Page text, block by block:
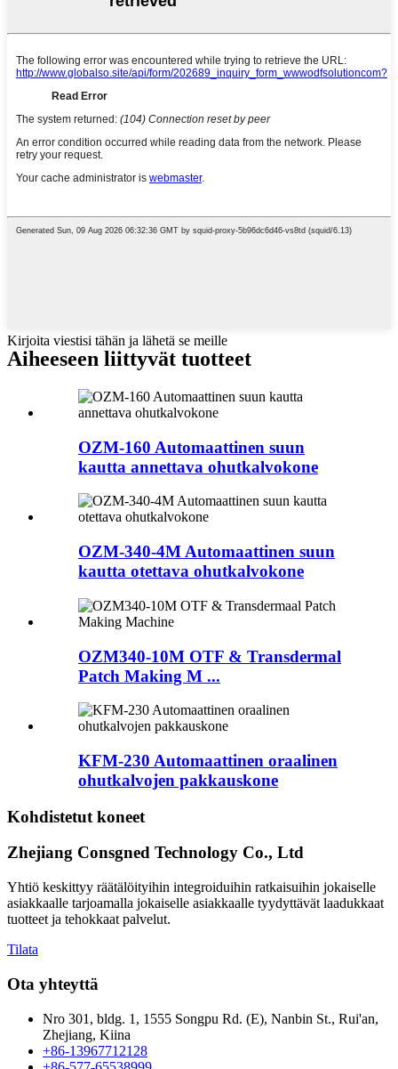
Kirjoita viestisi tähän ja lähetä se meille
Aiheeseen liittyvät tuotteet
OZM-160 Automaattinen suun
kautta annettava ohutkalvokone
OZM-340-4M Automaattinen suun
kautta otettava ohutkalvokone
OZM340-10M OTF & Transdermal
Patch Making M ...
KFM-230 Automaattinen oraalinen
ohutkalvojen pakkauskone
Kohdistetut koneet
Zhejiang Consgned Technology Co., Ltd
Yhtiö keskittyy räätälöityihin integroiduihin ratkaisuihin jokaiselle
asiakkaalle tarjoamalla jokaiselle asiakkaalle tyydyttävät laadukkaat
tuotteet ja tehokkaat palvelut.
Tilata
Ota yhteyttä
Nro 301, bldg. 1, 1555 Songpu Rd. (E), Nanbin St., Rui'an,
Zhejiang, Kiina
+86-13967712128